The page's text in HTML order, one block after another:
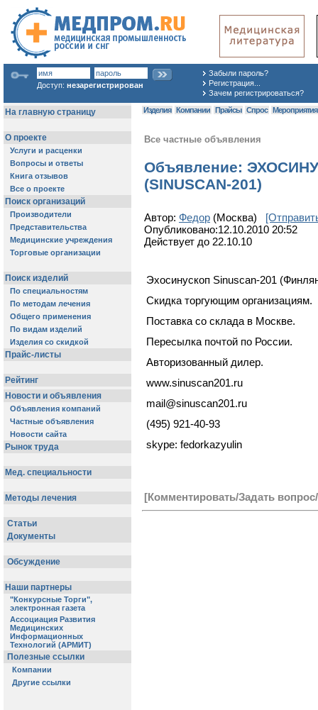
Доступ: незарегистрирован
Забыли пароль?
Регистрация...
Зачем регистрироваться?
Изделия Компании Прайсы Спрос Мероприятия
Все частные объявления
Объявление:
(SINUSCAN-201)
Автор: Федор (Москва)
Опубликовано:12.10.2010 20:52
Действует до 22.10.10
Эхосинускоп Sinuscan-201
Скидка торгующим организациям.
Поставка со склада в Москве.
Пересылка почтой по России.
Авторизованный дилер.
www.sinuscan201.ru
mail@sinuscan201.ru
(495) 921-40-93
skype: fedorkazyulin
[Комментировать/Задать